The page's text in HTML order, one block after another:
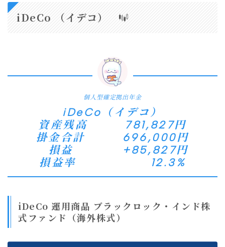
iDeCo （イデコ）
個人型確定拠出年金
iDeCo（イデコ）
資産残高 781,827円
掛金合計 696,000円
損益 +85,827円
損益率 12.3%
iDeCo 運用商品 ブラックロック・インド株
式ファンド（海外株式）